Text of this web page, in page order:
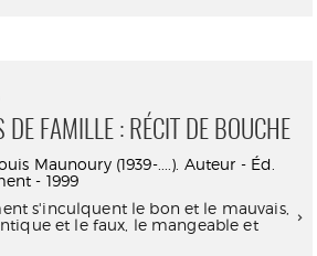
DE FAMILLE : RÉCIT DE BOUCHE
Maunoury (1939-....). Auteur - Éd.
- 1999
s'inculquent le bon et le mauvais,
et le faux, le mangeable et